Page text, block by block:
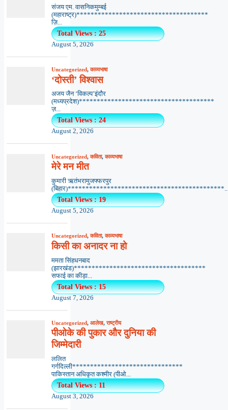
संजय एम. वासनिकमुम्बई
(महाराष्ट्र)*************************************
ज़ि...
Total Views : 25
August 5, 2026
Uncategorized,काव्यभाषा
‘दोस्ती’ विश्वास
अजय जैन ‘विकल्प’इंदौर
(मध्यप्रदेश)**************************************
ज़...
Total Views : 24
August 2, 2026
Uncategorized,कविता,काव्यभाषा
मेरे मन मीत
कुमारी ऋतंभरामुजफ्फरपुर
Total Views : 19
August 5, 2026
Uncategorized,कविता,काव्यभाषा
किसी का अनादर ना हो
ममता सिंहधनबाद
(झारखंड)*************************************
सफाई का कीड़ा...
Total Views : 15
August 7, 2026
Uncategorized, आलेख,राष्ट्रीय
पीओके की पुकार और दुनिया की
जिम्मेदारी
ललित
गर्गदिल्ली*******************************
पाकिस्तान अधिकृत कश्मीर (पीओ...
Total Views : 11
August 3, 2026